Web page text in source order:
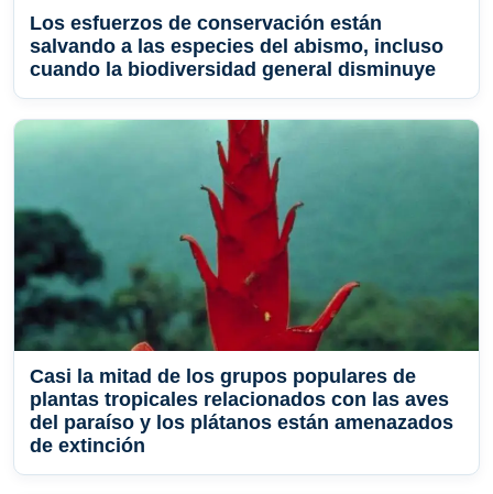
Los esfuerzos de conservación están
salvando a las especies del abismo, incluso
cuando la biodiversidad general disminuye
Casi la mitad de los grupos populares de
plantas tropicales relacionados con las aves
del paraíso y los plátanos están amenazados
de extinción